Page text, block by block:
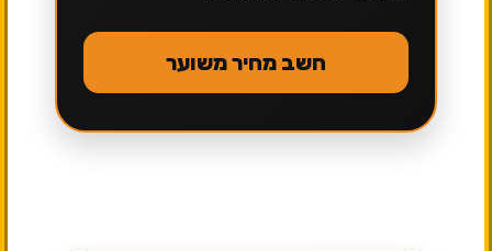
חשב מחיר משוער